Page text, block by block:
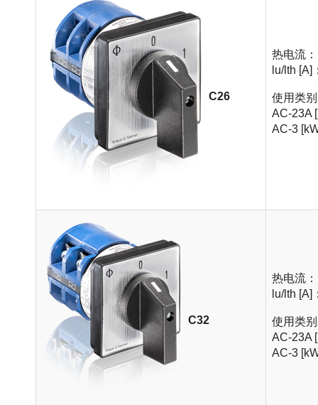
C26
热电流：
lu/lth [A]
使用类
AC-23A
AC-3
C32
热电流：
lu/lth [A]
使用类
AC-23A
AC-3